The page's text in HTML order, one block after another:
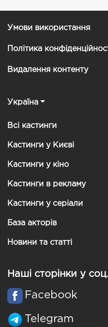
Умови використання
Політика
Видалення контенту
Україна
Всі кастинги
Кастинги у Києві
Кастинги у кіно
Кастинги в рекламу
Кастинги у серіали
База акторів
Новини та статті
Наші сторінки у
Facebook
Telegram